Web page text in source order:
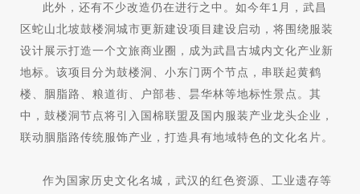
此外，还有不少改造仍在进行之中。如今年1月，武昌
区蛇山北坡鼓楼洞城市更新建设项目建设启动，将围绕服装
设计展示打造一个文旅商业圈，成为武昌古城内文化产业新
地标。该项目分为鼓楼洞、小东门两个节点，串联起黄鹤
楼、胭脂路、粮道街、户部巷、昙华林等地标性景点。其
中，鼓楼洞节点将引入国棉联盟及国内服装产业龙头企业，
联动胭脂路传统服饰产业，打造具有地域特色的文化名片。
作为国家历史文化名城，武汉的红色资源、工业遗存等